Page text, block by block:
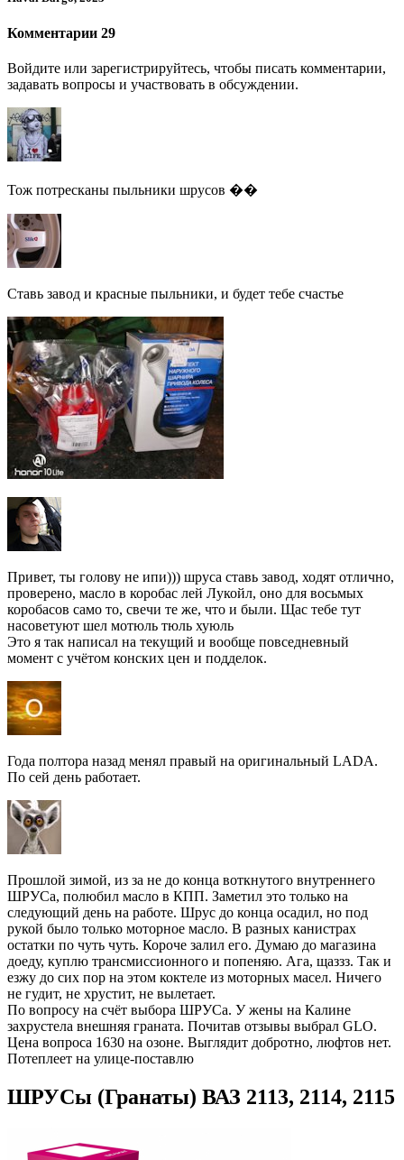
Комментарии 29
Войдите или зарегистрируйтесь, чтобы писать комментарии,
задавать вопросы и участвовать в обсуждении.
Тож потресканы пыльники шрусов ��
Ставь завод и красные пыльники, и будет тебе счастье
Привет, ты голову не ипи))) шруса ставь завод, ходят отлично,
проверено, масло в коробас лей Лукойл, оно для восьмых
коробасов само то, свечи те же, что и были. Щас тебе тут
насоветуют шел мотюль тюль хуюль
Это я так написал на текущий и вообще повседневный
момент с учётом конских цен и подделок.
Года полтора назад менял правый на оригинальный LADA.
По сей день работает.
Прошлой зимой, из за не до конца воткнутого внутреннего
ШРУСа, полюбил масло в КПП. Заметил это только на
следующий день на работе. Шрус до конца осадил, но под
рукой было только моторное масло. В разных канистрах
остатки по чуть чуть. Короче залил его. Думаю до магазина
доеду, куплю трансмиссионного и попеняю. Ага, щаззз. Так и
езжу до сих пор на этом коктеле из моторных масел. Ничего
не гудит, не хрустит, не вылетает.
По вопросу на счёт выбора ШРУСа. У жены на Калине
захрустела внешняя граната. Почитав отзывы выбрал GLO.
Цена вопроса 1630 на озоне. Выглядит добротно, люфтов нет.
Потеплеет на улице-поставлю
ШРУСы (Гранаты) ВАЗ 2113, 2114, 2115